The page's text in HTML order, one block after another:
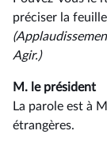
préciser la
Agir.)
M. le président
La parole est à
étrangères.